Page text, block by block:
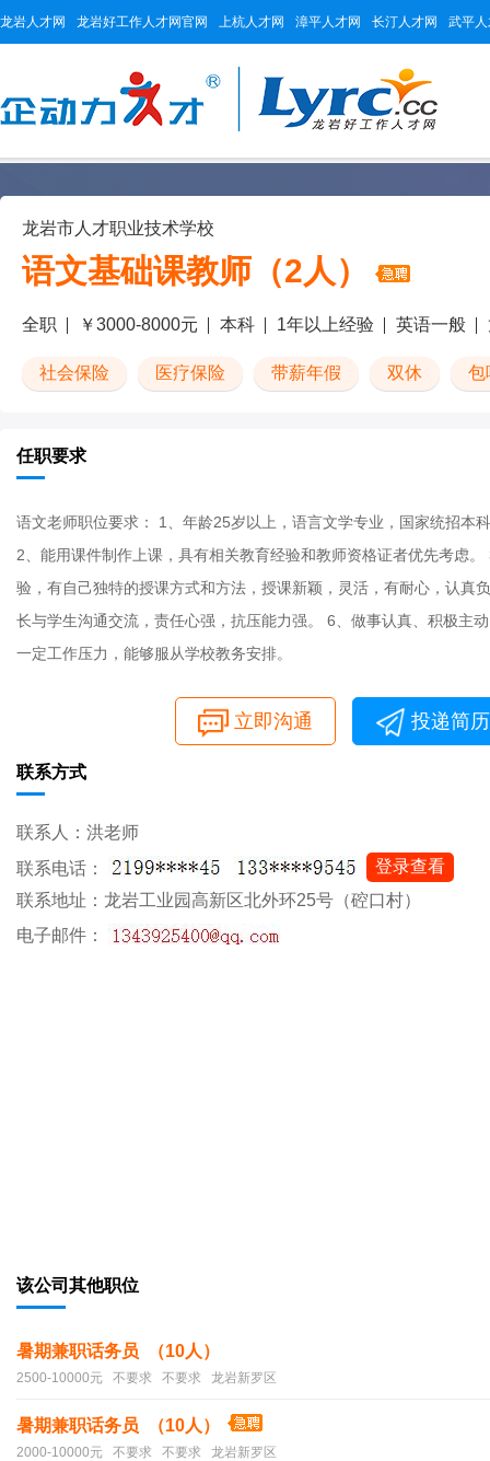
龙岩人才网 龙岩好工作人才网官网 上杭人才网 漳平人才网 长汀人才网 武平
龙岩市人才职业技术学校
语文基础课教师（2人）
全职 ￥3000-8000元 本科 1年以上经验 英语一般
社会保险 医疗保险 带薪年假 双休 包
任职要求
语文老师职位要求： 1、年龄25岁以上，语言文学专业，国家统招本
2、能用课件制作上课，具有相关教育经验和教师资格证者优先考虑
验，有自己独特的授课方式和方法，授课新颖，灵活，有耐心，认真
长与学生沟通交流，责任心强，抗压能力强。 6、做事认真、积极主
一定工作压力，能够服从学校教务安排。
立即沟通 投递简历
联系方式
联系人：洪老师
联系电话：
登录查看
联系地址：龙岩工业园高新区北外环25号（硿口村）
电子邮件：
该公司其他职位
暑期兼职话务员 （10人）
2500-10000元 不要求 不要求 龙岩新罗区
暑期兼职话务员 （10人）
2000-10000元 不要求 不要求 龙岩新罗区